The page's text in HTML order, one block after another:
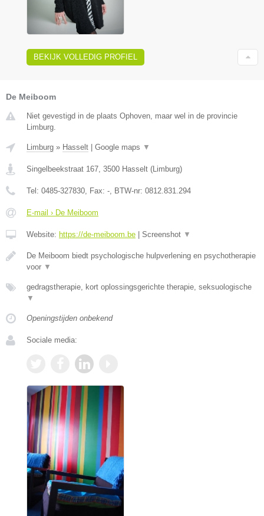
BEKIJK VOLLEDIG PROFIEL
De Meiboom
Niet gevestigd in de plaats Ophoven, maar wel in de provincie
Limburg.
Limburg » Hasselt | Google maps ▼
Singelbeekstraat 167 3500 Hasselt (Limburg)
Tel: 0485-327830 , Fax: - , BTW-nr: 0812.831.294
E-mail › De Meiboom
Website: https://de-meiboom.be | Screenshot ▼
De Meiboom biedt psychologische hulpverlening en psychotherapie
voor ▼
gedragstherapie, kort oplossingsgerichte therapie, seksuologische
▼
Openingstijden onbekend
Sociale media: